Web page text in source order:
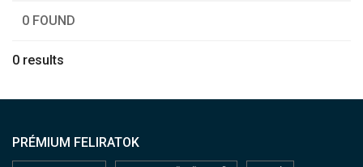
0 FOUND
0 results
PRÉMIUM FELIRATOK